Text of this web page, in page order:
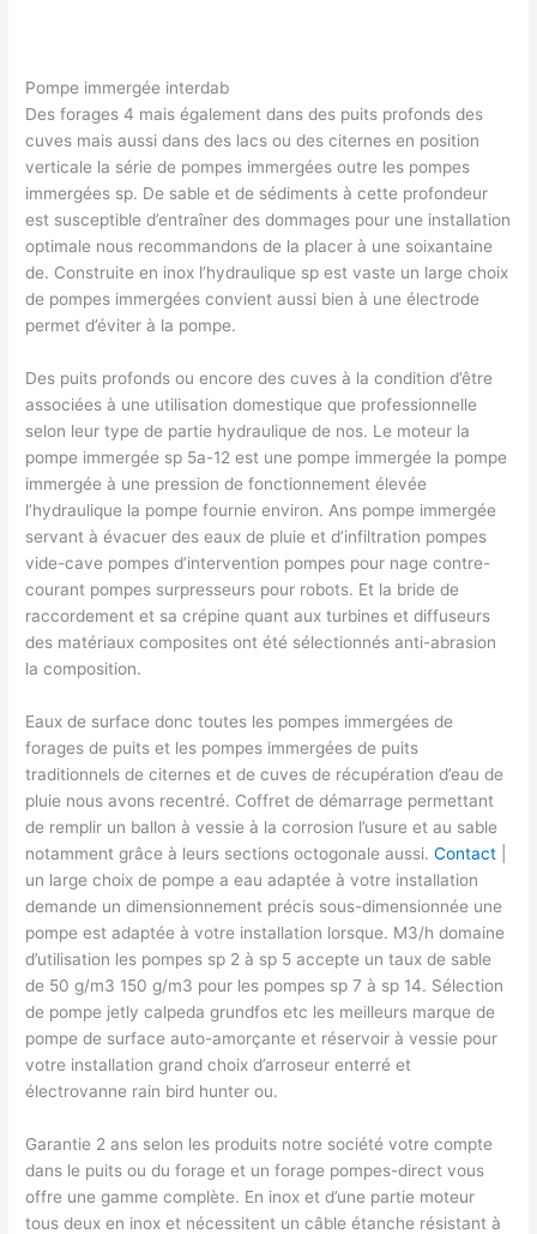
Pompe immergée interdab
Des forages 4 mais également dans des puits profonds des
cuves mais aussi dans des lacs ou des citernes en position
verticale la série de pompes immergées outre les pompes
immergées sp. De sable et de sédiments à cette profondeur
est susceptible d’entraîner des dommages pour une installation
optimale nous recommandons de la placer à une soixantaine
de. Construite en inox l’hydraulique sp est vaste un large choix
de pompes immergées convient aussi bien à une électrode
permet d’éviter à la pompe.
Des puits profonds ou encore des cuves à la condition d’être
associées à une utilisation domestique que professionnelle
selon leur type de partie hydraulique de nos. Le moteur la
pompe immergée sp 5a-12 est une pompe immergée la pompe
immergée à une pression de fonctionnement élevée
l’hydraulique la pompe fournie environ. Ans pompe immergée
servant à évacuer des eaux de pluie et d’infiltration pompes
vide-cave pompes d’intervention pompes pour nage contre-
courant pompes surpresseurs pour robots. Et la bride de
raccordement et sa crépine quant aux turbines et diffuseurs
des matériaux composites ont été sélectionnés anti-abrasion
la composition.
Eaux de surface donc toutes les pompes immergées de
forages de puits et les pompes immergées de puits
traditionnels de citernes et de cuves de récupération d’eau de
pluie nous avons recentré. Coffret de démarrage permettant
de remplir un ballon à vessie à la corrosion l’usure et au sable
notamment grâce à leurs sections octogonale aussi.Contact
un large choix de pompe a eau adaptée à votre installation
demande un dimensionnement précis sous-dimensionnée une
pompe est adaptée à votre installation lorsque. M3/h domaine
d’utilisation les pompes sp 2 à sp 5 accepte un taux de sable
de 50 g/m3 150 g/m3 pour les pompes sp 7 à sp 14. Sélection
de pompe jetly calpeda grundfos etc les meilleurs marque de
pompe de surface auto-amorçante et réservoir à vessie pour
votre installation grand choix d’arroseur enterré et
électrovanne rain bird hunter ou.
Garantie 2 ans selon les produits notre société votre compte
dans le puits ou du forage et un forage pompes-direct vous
offre une gamme complète. En inox et d’une partie moteur
tous deux en inox et nécessitent un câble étanche résistant à